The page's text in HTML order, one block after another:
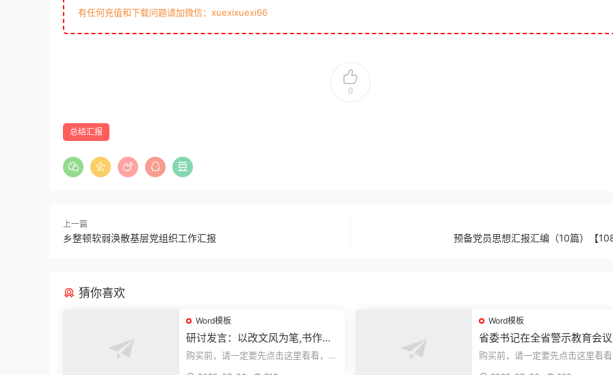
有任何充值和下载问题请加微信：xuexixuexi66
0
总结汇报
上一篇
乡整顿软弱涣散基层党组织工作汇报 预备党员思想汇报汇编（10篇）【
猜你喜欢
Word模板
研讨发言：以改文风为笔,书作风
建设“必修课”
购买前，请一定要先点击这里看看，欢
Word模板
省委书记在全省警示教育会
的讲话.1
购买前，请一定要先点击这里看